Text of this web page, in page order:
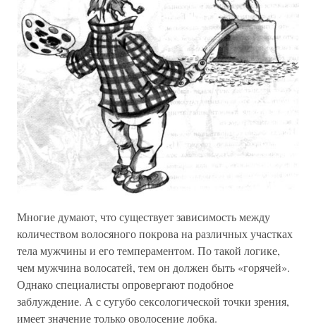
Многие думают, что существует зависимость между
количеством волосяного покрова на различных участках
тела мужчины и его темпераментом. По такой логике,
чем мужчина волосатей, тем он должен быть «горячей».
Однако специалисты опровергают подобное
заблуждение. А с сугубо сексологической точки зрения,
имеет значение только оволосение лобка.